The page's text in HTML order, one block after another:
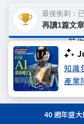
知識
產業
未來親子學習
著
遠見天下文化出
40 週年盛
最後衝刺：
再讀1篇文